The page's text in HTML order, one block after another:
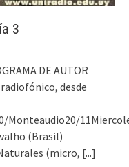
3
DE AUTOR
desde
Monteaudio20/
(Brasil)
(micro, [...]